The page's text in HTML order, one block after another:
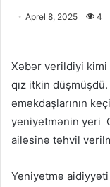
Aprel 8, 2025 4
Xəbər verildiyi kimi
qız itkin
əməkdaşlarının
yeniyetmənin yeri
ailəsinə təhvil
Yeniyetmə